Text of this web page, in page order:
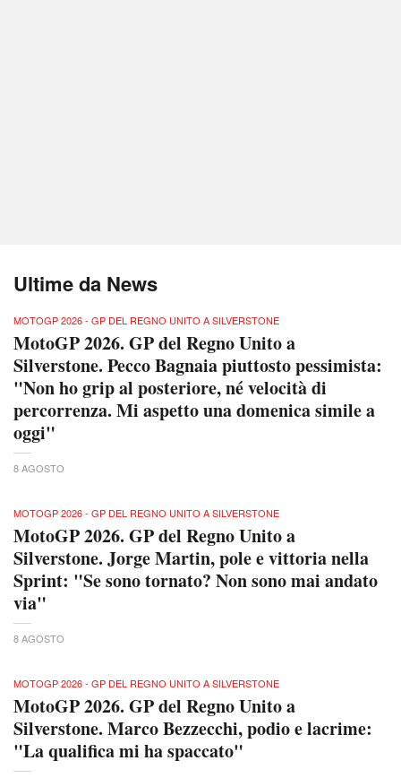
Ultime da News
MOTOGP 2026 - GP DEL REGNO UNITO A SILVERSTONE
MotoGP 2026. GP del Regno Unito a
Silverstone. Pecco Bagnaia piuttosto pessimista:
"Non ho grip al posteriore, né velocità di
percorrenza. Mi aspetto una domenica simile a
oggi"
8 AGOSTO
MOTOGP 2026 - GP DEL REGNO UNITO A SILVERSTONE
MotoGP 2026. GP del Regno Unito a
Silverstone. Jorge Martin, pole e vittoria nella
Sprint: "Se sono tornato? Non sono mai andato
via"
8 AGOSTO
MOTOGP 2026 - GP DEL REGNO UNITO A SILVERSTONE
MotoGP 2026. GP del Regno Unito a
Silverstone. Marco Bezzecchi, podio e lacrime:
"La qualifica mi ha spaccato"